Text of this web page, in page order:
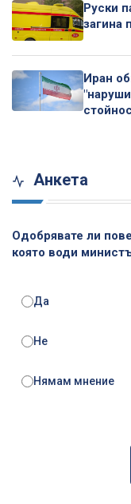
Руски
загина
Иран
Анкета
Одобрявате ли
която води
Да
Не
Нямам мнение